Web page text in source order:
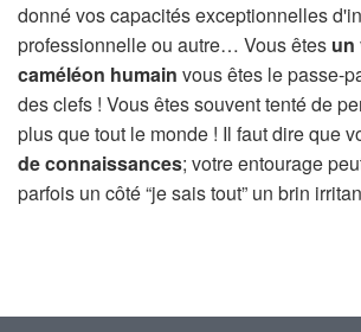
donné vos capacités exceptionnelles
professionnelle ou autre… Vous êtes un
caméléon humain vous êtes le passe-
des clefs ! Vous êtes souvent tenté de
plus que tout le monde ! Il faut dire que
de connaissances; votre entourage
parfois un côté “je sais tout” un brin